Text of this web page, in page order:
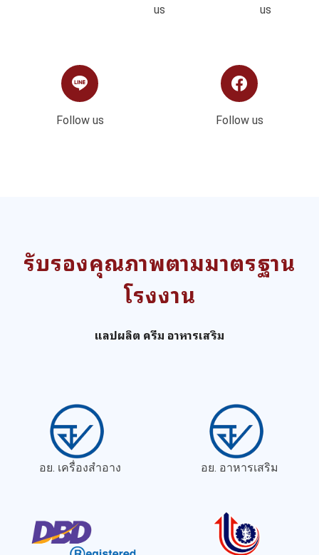
us
us
Follow us Follow us
รับรองคุณภาพตามมาตรฐาน
โรงงาน
แลปผลิต ครีม อาหารเสริม
อย. เครื่องสำอาง อย. อาหารเสริม